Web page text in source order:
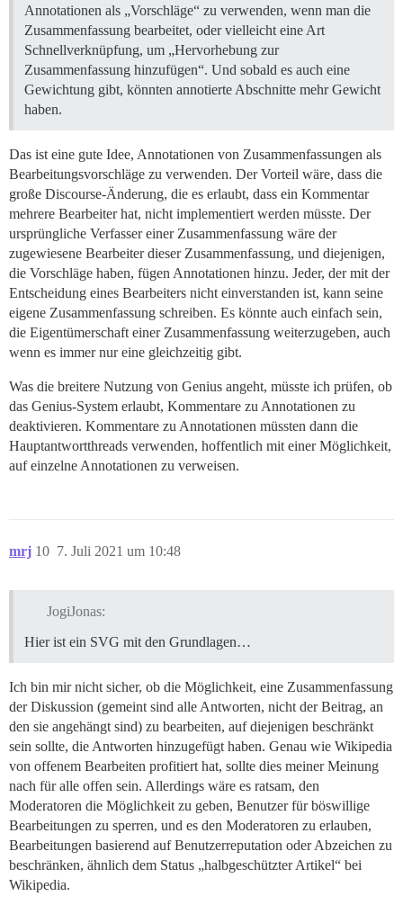
Annotationen als „Vorschläge“ zu verwenden, wenn man die
Zusammenfassung bearbeitet, oder vielleicht eine Art
Schnellverknüpfung, um „Hervorhebung zur
Zusammenfassung hinzufügen“. Und sobald es auch eine
Gewichtung gibt, könnten annotierte Abschnitte mehr Gewicht
haben.
Das ist eine gute Idee, Annotationen von Zusammenfassungen als
Bearbeitungsvorschläge zu verwenden. Der Vorteil wäre, dass die
große Discourse-Änderung, die es erlaubt, dass ein Kommentar
mehrere Bearbeiter hat, nicht implementiert werden müsste. Der
ursprüngliche Verfasser einer Zusammenfassung wäre der
zugewiesene Bearbeiter dieser Zusammenfassung, und diejenigen,
die Vorschläge haben, fügen Annotationen hinzu. Jeder, der mit der
Entscheidung eines Bearbeiters nicht einverstanden ist, kann seine
eigene Zusammenfassung schreiben. Es könnte auch einfach sein,
die Eigentümerschaft einer Zusammenfassung weiterzugeben, auch
wenn es immer nur eine gleichzeitig gibt.
Was die breitere Nutzung von Genius angeht, müsste ich prüfen, ob
das Genius-System erlaubt, Kommentare zu Annotationen zu
deaktivieren. Kommentare zu Annotationen müssten dann die
Hauptantwortthreads verwenden, hoffentlich mit einer Möglichkeit,
auf einzelne Annotationen zu verweisen.
mrj 7. Juli 2021 um 10:48
10
JogiJonas:
Hier ist ein SVG mit den Grundlagen…
Ich bin mir nicht sicher, ob die Möglichkeit, eine Zusammenfassung
der Diskussion (gemeint sind alle Antworten, nicht der Beitrag, an
den sie angehängt sind) zu bearbeiten, auf diejenigen beschränkt
sein sollte, die Antworten hinzugefügt haben. Genau wie Wikipedia
von offenem Bearbeiten profitiert hat, sollte dies meiner Meinung
nach für alle offen sein. Allerdings wäre es ratsam, den
Moderatoren die Möglichkeit zu geben, Benutzer für böswillige
Bearbeitungen zu sperren, und es den Moderatoren zu erlauben,
Bearbeitungen basierend auf Benutzerreputation oder Abzeichen zu
beschränken, ähnlich dem Status „halbgeschützter Artikel“ bei
Wikipedia.